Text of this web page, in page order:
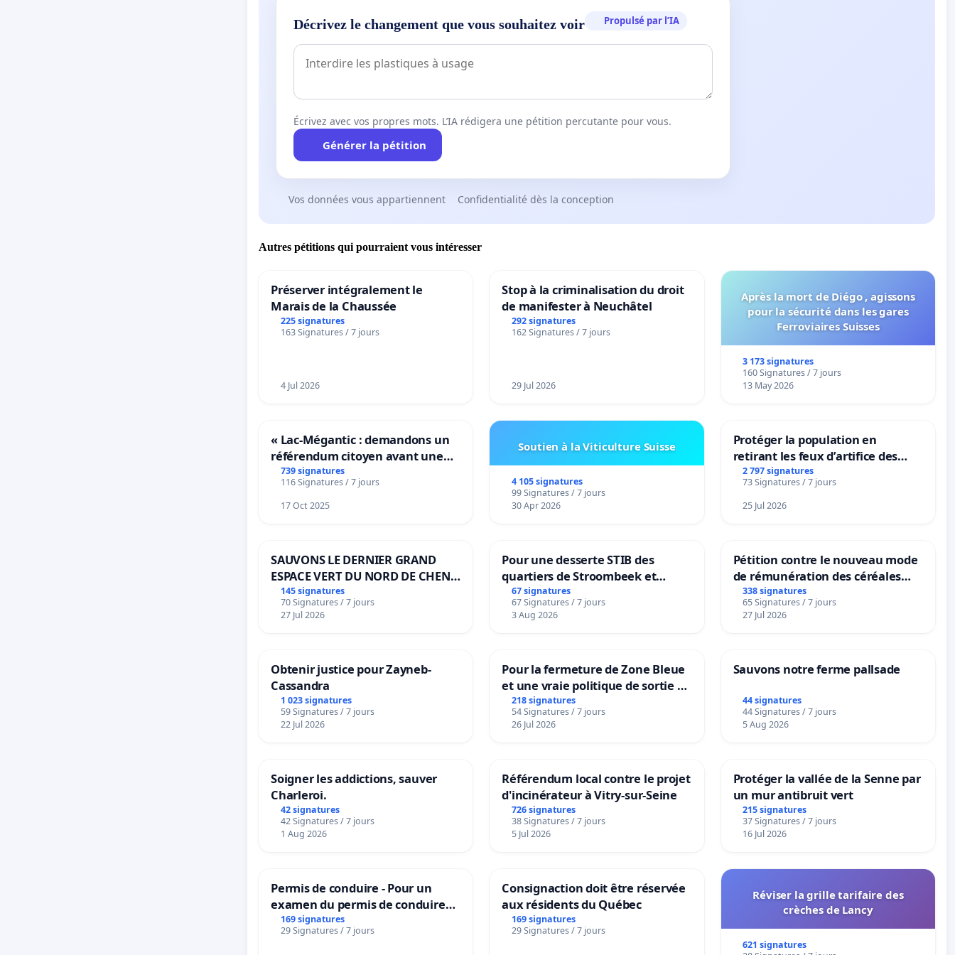
Décrivez le changement que vous souhaitez voir Propulsé par l’IA
Écrivez avec vos propres mots. L’IA rédigera une pétition percutante pour vous.
Générer la pétition
Vos données vous appartiennent Confidentialité dès la conception
Autres pétitions qui pourraient vous intéresser
Préserver intégralement le
Marais de la Chaussée
225 signatures
163 Signatures / 7 jours
4 Jul 2026
Stop à la criminalisation du droit
de manifester à Neuchâtel
292 signatures
162 Signatures / 7 jours
29 Jul 2026
Après la mort de Diégo , agissons
pour la sécurité dans les gares
Ferroviaires Suisses
3 173 signatures
160 Signatures / 7 jours
13 May 2026
« Lac-Mégantic : demandons un
référendum citoyen avant une
transformation irréversible de
notre territoire »
739 signatures
116 Signatures / 7 jours
17 Oct 2025
Soutien à la Viticulture Suisse
4 105 signatures
99 Signatures / 7 jours
30 Apr 2026
Protéger la population en
retirant les feux d’artifice des
rayons
2 797 signatures
73 Signatures / 7 jours
25 Jul 2026
SAUVONS LE DERNIER GRAND
ESPACE VERT DU NORD DE CHENE-
BOUGERIES
145 signatures
70 Signatures / 7 jours
27 Jul 2026
Pour une desserte STIB des
quartiers de Stroombeek et
Beauval - Voor een MIVB-
bediening van de wijken
Strombeek en Het Voor
67 signatures
67 Signatures / 7 jours
3 Aug 2026
Pétition contre le nouveau mode
de rémunération des céréales
panifiables de Swiss granum basé
sur la teneur en protéines
338 signatures
65 Signatures / 7 jours
27 Jul 2026
Obtenir justice pour Zayneb-
Cassandra
1 023 signatures
59 Signatures / 7 jours
22 Jul 2026
Pour la fermeture de Zone Bleue
et une vraie politique de sortie de
la dépendance
218 signatures
54 Signatures / 7 jours
26 Jul 2026
Sauvons notre ferme pallsade
44 signatures
44 Signatures / 7 jours
5 Aug 2026
Soigner les addictions, sauver
Charleroi.
42 signatures
42 Signatures / 7 jours
1 Aug 2026
Référendum local contre le projet
d'incinérateur à Vitry-sur-Seine
726 signatures
38 Signatures / 7 jours
5 Jul 2026
Protéger la vallée de la Senne par
un mur antibruit vert
215 signatures
37 Signatures / 7 jours
16 Jul 2026
Permis de conduire - Pour un
examen du permis de conduire
accessible dans plusieurs langues
à Bruxelles
169 signatures
29 Signatures / 7 jours
Consignaction doit être réservée
aux résidents du Québec
169 signatures
29 Signatures / 7 jours
Réviser la grille tarifaire des
crèches de Lancy
621 signatures